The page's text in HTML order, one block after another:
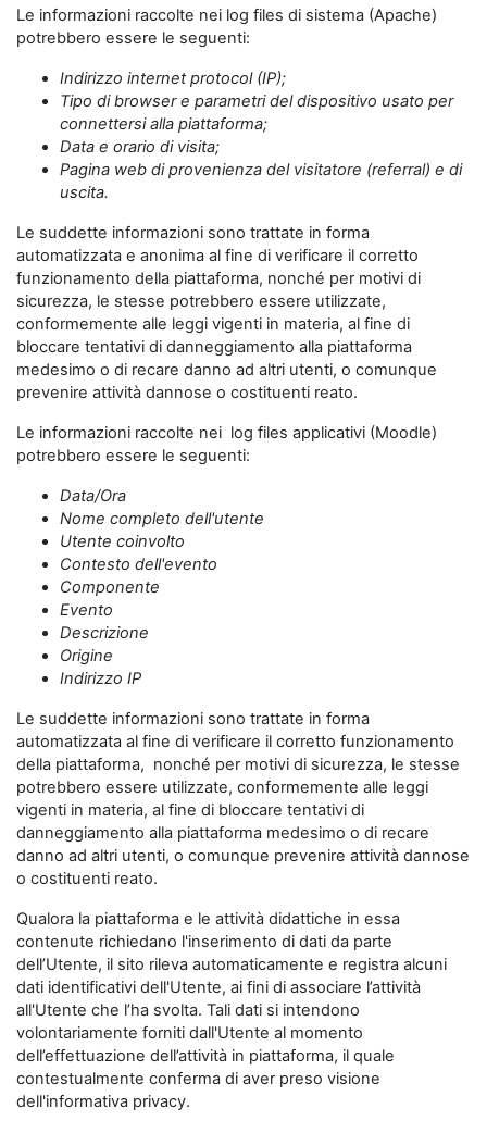
Le informazioni raccolte nei log files di sistema (Apache)
potrebbero essere le seguenti:
Indirizzo internet protocol (IP);
Tipo di browser e parametri del dispositivo usato per
connettersi alla piattaforma;
Data e orario di visita;
Pagina web di provenienza del visitatore (referral) e di
uscita.
Le suddette informazioni sono trattate in forma
automatizzata e anonima al fine di verificare il corretto
funzionamento della piattaforma, nonché per motivi di
sicurezza, le stesse potrebbero essere utilizzate,
conformemente alle leggi vigenti in materia, al fine di
bloccare tentativi di danneggiamento alla piattaforma
medesimo o di recare danno ad altri utenti, o comunque
prevenire attività dannose o costituenti reato.
Le informazioni raccolte nei log files applicativi (Moodle)
potrebbero essere le seguenti:
Data/Ora
Nome completo dell'utente
Utente coinvolto
Contesto dell'evento
Componente
Evento
Descrizione
Origine
Indirizzo IP
Le suddette informazioni sono trattate in forma
automatizzata al fine di verificare il corretto funzionamento
della piattaforma, nonché per motivi di sicurezza, le stesse
potrebbero essere utilizzate, conformemente alle leggi
vigenti in materia, al fine di bloccare tentativi di
danneggiamento alla piattaforma medesimo o di recare
danno ad altri utenti, o comunque prevenire attività dannose
o costituenti reato.
Qualora la piattaforma e le attività didattiche in essa
contenute richiedano l'inserimento di dati da parte
dell’Utente, il sito rileva automaticamente e registra alcuni
dati identificativi dell'Utente, ai fini di associare l’attività
all'Utente che l’ha svolta. Tali dati si intendono
volontariamente forniti dall'Utente al momento
dell’effettuazione dell’attività in piattaforma, il quale
contestualmente conferma di aver preso visione
dell'informativa privacy.